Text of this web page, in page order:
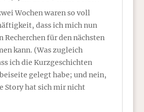
Wochen waren so voll
dass ich mich nun
Recherchen für den nächsten
kann. (Was zugleich
ich die Kurzgeschichten
gelegt habe; und nein,
Story hat sich mir nicht